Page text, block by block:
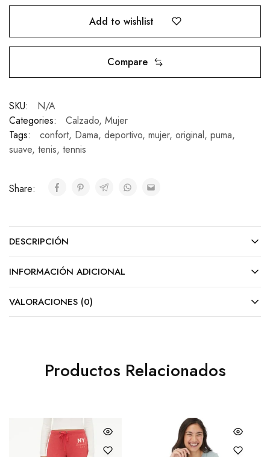
Add to wishlist
Compare
SKU:
N/A
Categories:
Calzado, Mujer
Tags:
confort, Dama, deportivo, mujer, original, puma,
suave, tenis, tennis
Share:
DESCRIPCIÓN
INFORMACIÓN ADICIONAL
VALORACIONES (0)
Productos Relacionados